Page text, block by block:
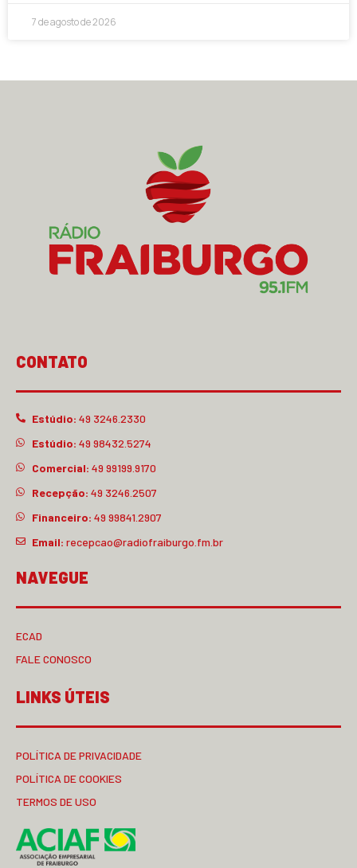
7 de agosto de 2026
CONTATO
Estúdio: 49 3246.2330
Estúdio: 49 98432.5274
Comercial: 49 99199.9170
Recepção: 49 3246.2507
Financeiro: 49 99841.2907
Email: recepcao@radiofraiburgo.fm.br
NAVEGUE
ECAD
FALE CONOSCO
LINKS ÚTEIS
POLÍTICA DE PRIVACIDADE
POLÍTICA DE COOKIES
TERMOS DE USO